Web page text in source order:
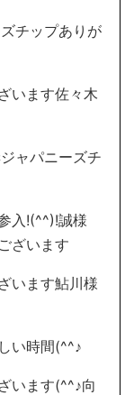
チップありが
います佐々木
ャパニーズチ
入!(^^)!誠様
ざいます
います鮎川様
い時間(^^♪
います(^^♪向